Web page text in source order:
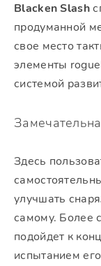
Blacken Slash
продуманной
свое место
элементы
системой
Здесь
улучшать
самому. Более
подойдет к
испытанием